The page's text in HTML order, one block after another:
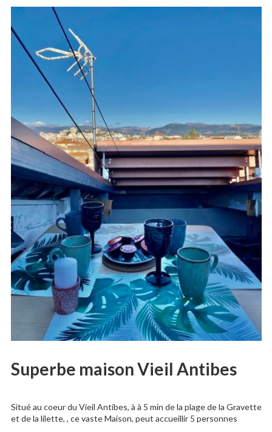
Superbe maison Vieil Antibes
Situé au coeur du Vieil Antibes, à à 5 min de la plage de la Gravette
et de la lilette, , ce vaste Maison, peut accueillir 5 personnes